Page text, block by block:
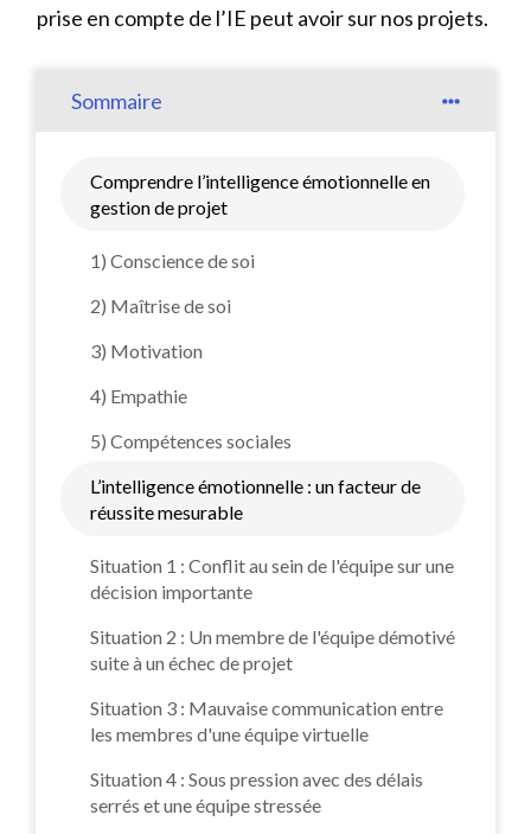
prise en compte de l’IE peut avoir sur nos projets.
Sommaire
Comprendre l’intelligence émotionnelle en
gestion de projet
1) Conscience de soi
2) Maîtrise de soi
3) Motivation
4) Empathie
5) Compétences sociales
L’intelligence émotionnelle : un facteur de
réussite mesurable
Situation 1 : Conflit au sein de l'équipe sur une
décision importante
Situation 2 : Un membre de l'équipe démotivé
suite à un échec de projet
Situation 3 : Mauvaise communication entre
les membres d'une équipe virtuelle
Situation 4 : Sous pression avec des délais
serrés et une équipe stressée